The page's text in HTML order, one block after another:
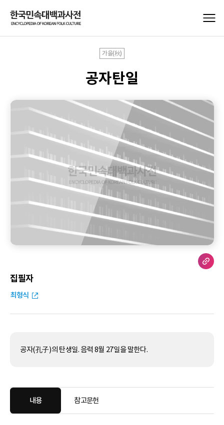
가을(秋)
공자탄일
집필자
최형식
공자(孔子)의 탄생일. 음력 8월 27일을 말한다.
내용 참고문헌